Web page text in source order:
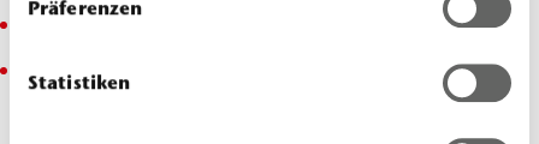
Präferenzen
Statistiken
Kanalsanierung